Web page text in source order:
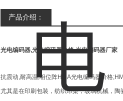
产品介绍：
光电编码器,光电编码器价格,光电编码器厂家
抗震动,耐高温,相位阵HMA光电编码器价格
尤其是在印刷包装，纺织印染，玻璃机械，